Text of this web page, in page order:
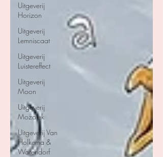
Uitgeverij
Horizon
Uitgeverij
Lemniscaat
Uitgeverij
Luistereffect
Uitgeverij
Moon
Uitgeverij
Mozaïek
Uitgeverij Van
Holkema &
Warendorf